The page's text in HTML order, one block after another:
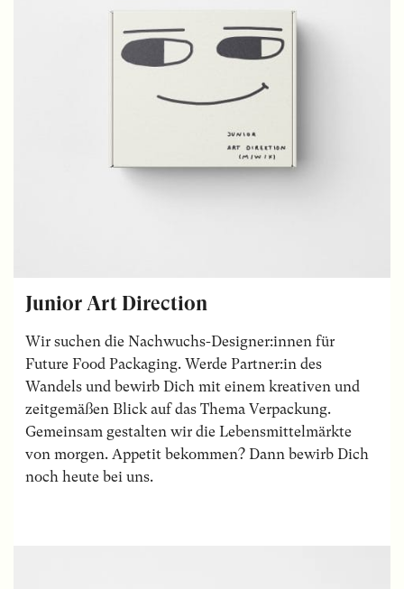
Junior Art Direction
Wir suchen die Nachwuchs-Designer:innen für
Future Food Packaging. Werde Partner:in des
Wandels und bewirb Dich mit einem kreativen und
zeitgemäßen Blick auf das Thema Verpackung.
Gemeinsam gestalten wir die Lebensmittelmärkte
von morgen. Appetit bekommen? Dann bewirb Dich
noch heute bei uns.